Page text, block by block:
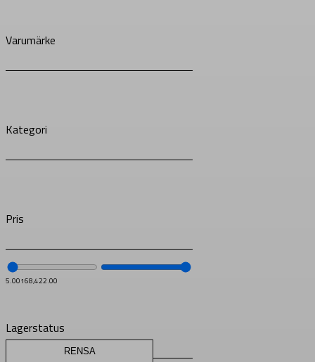
Varumärke
Kategori
Pris
5.00168,422.00
Lagerstatus
RENSA